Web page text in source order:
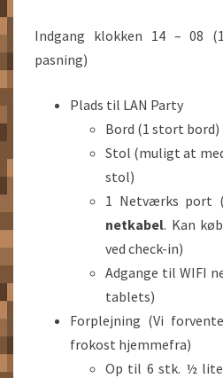
Indgang klokken 14 – 08
pasning)
Plads til LAN Party
Bord (1 stort bord)
Stol (muligt at
stol)
1 Netværks port (
netkabel. Kan
ved check-in)
Adgange til WIFI
tablets)
Forplejning (Vi
frokost hjemmefra)
Op til 6 stk. ½